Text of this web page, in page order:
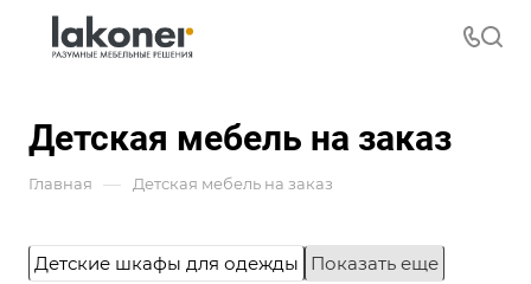
Детская мебель на заказ
Главная — Детская мебель на заказ
Детские шкафы для одежды Показать еще